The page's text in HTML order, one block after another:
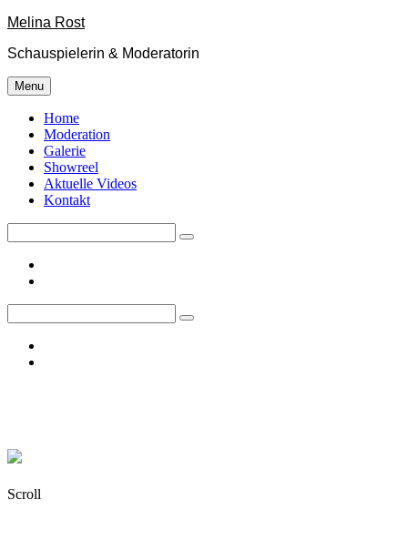
Skip
content
Melina Rost
Schauspielerin & Moderatorin
Menu
Home
Moderation
Galerie
Showreel
Aktuelle Videos
Kontakt
for:
for:
Scroll